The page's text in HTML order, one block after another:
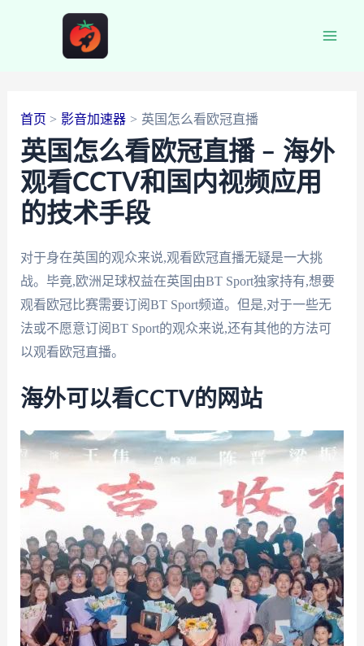
首页 影音加速器 英国怎么看欧冠直播
英国怎么看欧冠直播 – 海外
观看CCTV和国内视频应用
的技术手段
对于身在英国的观众来说,观看欧冠直播无疑是一大挑
战。毕竟,欧洲足球权益在英国由BT Sport独家持有,想要
观看欧冠比赛需要订阅BT Sport频道。但是,对于一些无
法或不愿意订阅BT Sport的观众来说,还有其他的方法可
以观看欧冠直播。
海外可以看CCTV的网站